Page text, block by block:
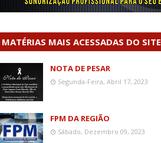
MATÉRIAS MAIS ACESSADAS DO SITE
NOTA DE PESAR
Segunda-Feira, Abril 17, 2023
FPM DA REGIÃO
Sábado, Dezembro 09, 2023